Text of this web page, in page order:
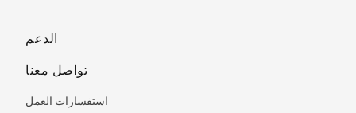
الدعم
تواصل معنا
استفسارات العمل